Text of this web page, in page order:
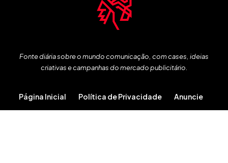
Fonte diária sobre o mundo comunicação, com cases, ideias
criativas e campanhas do mercado publicitário.
Página Inicial Política de Privacidade Anuncie